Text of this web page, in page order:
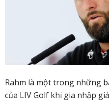
Rahm là một trong những
của LIV Golf khi gia nhập